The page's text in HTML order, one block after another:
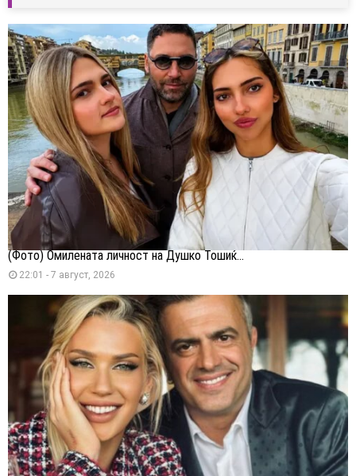
(Фото) Омилената личност на Душко Тошиќ...
22:01 - 7 август, 2026